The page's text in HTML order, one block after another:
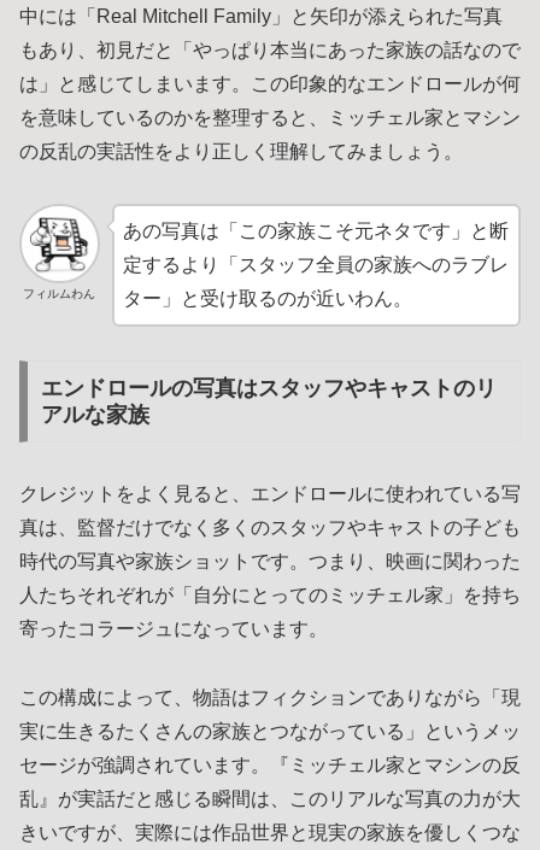
中には「Real Mitchell Family」と矢印が添えられた写真
もあり、初見だと「やっぱり本当にあった家族の話なので
は」と感じてしまいます。この印象的なエンドロールが何
を意味しているのかを整理すると、ミッチェル家とマシン
の反乱の実話性をより正しく理解してみましょう。
フィルムわん
あの写真は「この家族こそ元ネタです」と断
定するより「スタッフ全員の家族へのラブレ
ター」と受け取るのが近いわん。
エンドロールの写真はスタッフやキャストのリ
アルな家族
クレジットをよく見ると、エンドロールに使われている写
真は、監督だけでなく多くのスタッフやキャストの子ども
時代の写真や家族ショットです。つまり、映画に関わった
人たちそれぞれが「自分にとってのミッチェル家」を持ち
寄ったコラージュになっています。
この構成によって、物語はフィクションでありながら「現
実に生きるたくさんの家族とつながっている」というメッ
セージが強調されています。『ミッチェル家とマシンの反
乱』が実話だと感じる瞬間は、このリアルな写真の力が大
きいですが、実際には作品世界と現実の家族を優しくつな